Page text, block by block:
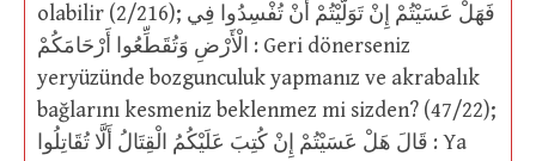
olabilir (2/216); فَهَلْ عَسَيْتُمْ إِنْ تَوَلَّيْتُمْ أَنْ تُفْسِدُوا فِي
الْأَرْضِ وَتُقَطِّعُوا أَرْحَامَكُمْ : Geri dönerseniz
yeryüzünde bozgunculuk yapmanız ve akrabalık
bağlarını kesmeniz beklenmez mi sizden? (47/22);
قَالَ هَلْ عَسَيْتُمْ إِنْ كُتِبَ عَلَيْكُمُ الْقِتَالُ أَلَّا تُقَاتِلُوا : Ya